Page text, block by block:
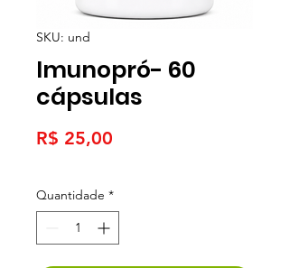
SKU: und
Imunopró- 60
cápsulas
R$ 25,00
Quantidade *